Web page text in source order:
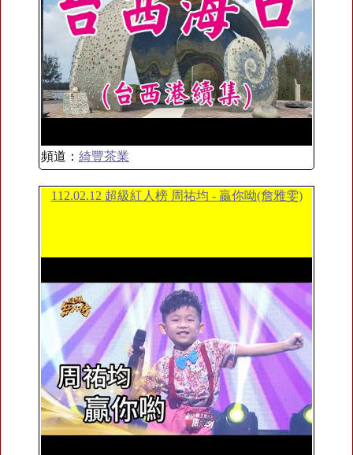
頻道： 綺豐茶業
112.02.12 超級紅人榜 周祐均 - 贏你呦(詹雅雯)